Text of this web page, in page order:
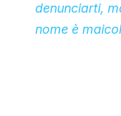
denunciarti,
nome è